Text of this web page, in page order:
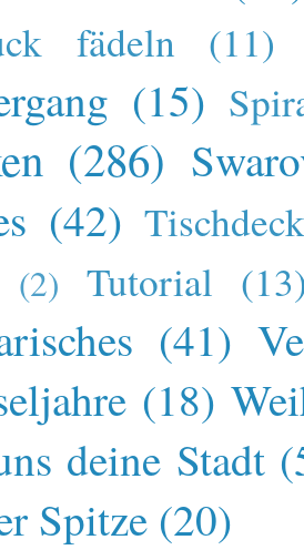
fädeln (11)
(15)
(286)
(42)
(2) Tutorial
(41)
(18)
deine Stadt
Spitze (20)